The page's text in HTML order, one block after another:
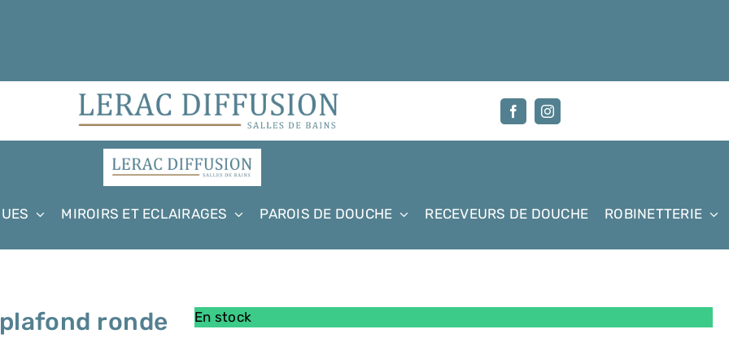
MIROIRS ET ECLAIRAGES PAROIS DE DOUCHE RECEVEURS DE DOUCHE ROBINETTERIE
En stock
ronde